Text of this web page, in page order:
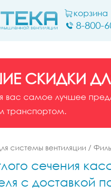
корзина
8-800-
СКИДКИ
вас самое лучшее
транспортом.
системы вентиляции /
сечения
с доставкой